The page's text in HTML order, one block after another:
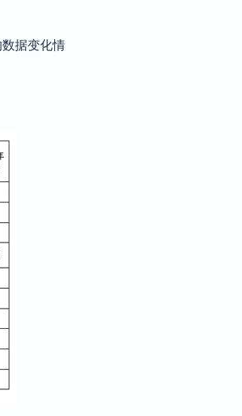
数据变化情